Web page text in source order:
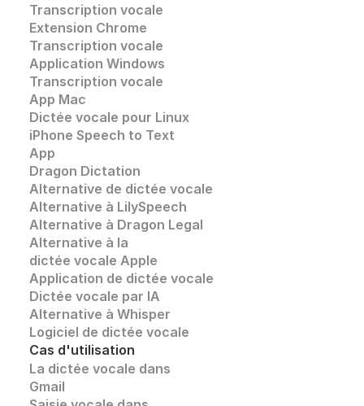
Transcription vocale
Extension Chrome
Transcription vocale
Application Windows
Transcription vocale
App Mac
Dictée vocale pour Linux
iPhone Speech to Text
App
Dragon Dictation
Alternative de dictée vocale
Alternative à LilySpeech
Alternative à Dragon Legal
Alternative à la
dictée vocale Apple
Application de dictée vocale
Dictée vocale par IA
Alternative à Whisper
Logiciel de dictée vocale
Cas d'utilisation
La dictée vocale dans
Gmail